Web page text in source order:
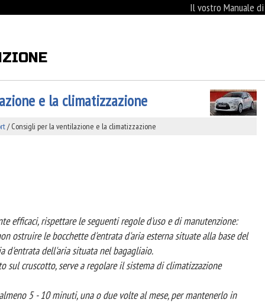
Il vostro Manuale
e la climatizzazione
/ Consigli per la ventilazione e la climatizzazione
efficaci, rispettare le seguenti regole d'uso e di manutenzione:
ostruire le bocchette d'entrata d'aria esterna situate alla base del
d'entrata dell'aria situata nel bagagliaio.
cruscotto, serve a regolare il sistema di climatizzazione
5 - 10 minuti, una o due volte al mese, per mantenerlo in